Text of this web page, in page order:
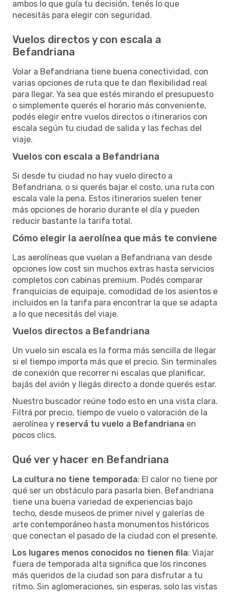
ambos lo que guía tu decisión, tenés lo que
necesitás para elegir con seguridad.
Vuelos directos y con escala a
Befandriana
Volar a Befandriana tiene buena conectividad, con
varias opciones de ruta que te dan flexibilidad real
para llegar. Ya sea que estés mirando el presupuesto
o simplemente querés el horario más conveniente,
podés elegir entre vuelos directos o itinerarios con
escala según tu ciudad de salida y las fechas del
viaje.
Vuelos con escala a Befandriana
Si desde tu ciudad no hay vuelo directo a
Befandriana, o si querés bajar el costo, una ruta con
escala vale la pena. Estos itinerarios suelen tener
más opciones de horario durante el día y pueden
reducir bastante la tarifa total.
Cómo elegir la aerolínea que más te conviene
Las aerolíneas que vuelan a Befandriana van desde
opciones low cost sin muchos extras hasta servicios
completos con cabinas premium. Podés comparar
franquicias de equipaje, comodidad de los asientos e
incluidos en la tarifa para encontrar la que se adapta
a lo que necesitás del viaje.
Vuelos directos a Befandriana
Un vuelo sin escala es la forma más sencilla de llegar
si el tiempo importa más que el precio. Sin terminales
de conexión que recorrer ni escalas que planificar,
bajás del avión y llegás directo a donde querés estar.
Nuestro buscador reúne todo esto en una vista clara.
Filtrá por precio, tiempo de vuelo o valoración de la
aerolínea y reservá tu vuelo a Befandriana en
pocos clics.
Qué ver y hacer en Befandriana
La cultura no tiene temporada: El calor no tiene por
qué ser un obstáculo para pasarla bien. Befandriana
tiene una buena variedad de experiencias bajo
techo, desde museos de primer nivel y galerías de
arte contemporáneo hasta monumentos históricos
que conectan el pasado de la ciudad con el presente.
Los lugares menos conocidos no tienen fila: Viajar
fuera de temporada alta significa que los rincones
más queridos de la ciudad son para disfrutar a tu
ritmo. Sin aglomeraciones, sin esperas, solo las vistas